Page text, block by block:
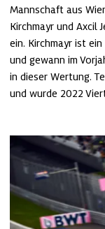
Mannschaft aus
Kirchmayr und Axcil
ein. Kirchmayr ist
und gewann im
in dieser Wertung.
und wurde 2022